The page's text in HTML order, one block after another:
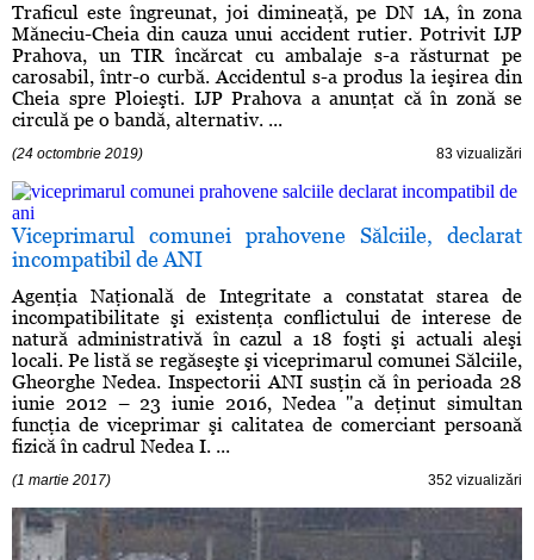
Traficul este îngreunat, joi dimineaţă, pe DN 1A, în zona
Măneciu-Cheia din cauza unui accident rutier. Potrivit IJP
Prahova, un TIR încărcat cu ambalaje s-a răsturnat pe
carosabil, într-o curbă. Accidentul s-a produs la ieşirea din
Cheia spre Ploieşti. IJP Prahova a anunţat că în zonă se
circulă pe o bandă, alternativ. ...
(24 octombrie 2019) 83 vizualizări
Viceprimarul comunei prahovene Sălciile, declarat
incompatibil de ANI
Agenţia Naţională de Integritate a constatat starea de
incompatibilitate şi existenţa conflictului de interese de
natură administrativă în cazul a 18 foşti şi actuali aleşi
locali. Pe listă se regăseşte şi viceprimarul comunei Sălciile,
Gheorghe Nedea. Inspectorii ANI susţin că în perioada 28
iunie 2012 – 23 iunie 2016, Nedea "a deţinut simultan
funcţia de viceprimar şi calitatea de comerciant persoană
fizică în cadrul Nedea I. ...
(1 martie 2017) 352 vizualizări